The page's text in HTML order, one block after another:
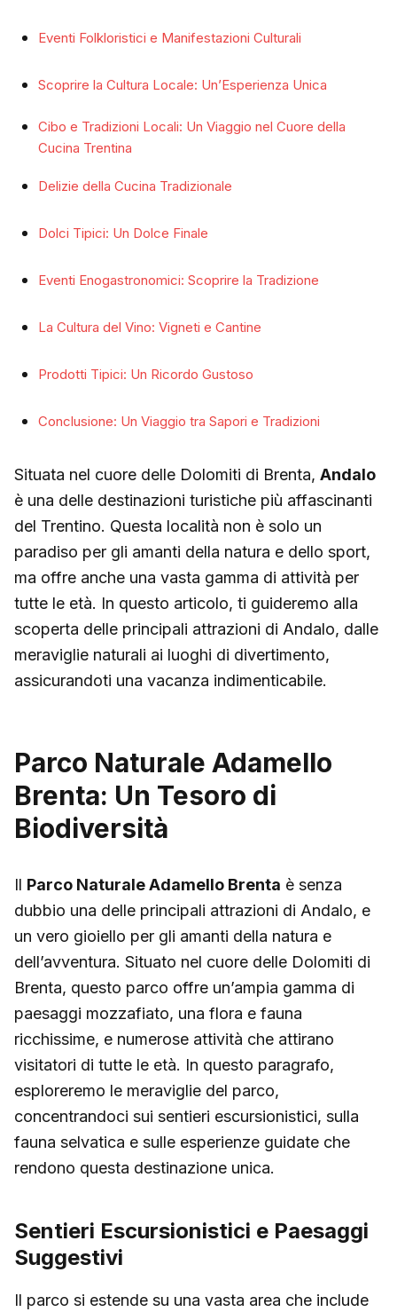
Eventi Folkloristici e Manifestazioni Culturali
Scoprire la Cultura Locale: Un’Esperienza Unica
Cibo e Tradizioni Locali: Un Viaggio nel Cuore della
Cucina Trentina
Delizie della Cucina Tradizionale
Dolci Tipici: Un Dolce Finale
Eventi Enogastronomici: Scoprire la Tradizione
La Cultura del Vino: Vigneti e Cantine
Prodotti Tipici: Un Ricordo Gustoso
Conclusione: Un Viaggio tra Sapori e Tradizioni
Situata nel cuore delle Dolomiti di Brenta, Andalo
è una delle destinazioni turistiche più affascinanti
del Trentino. Questa località non è solo un
paradiso per gli amanti della natura e dello sport,
ma offre anche una vasta gamma di attività per
tutte le età. In questo articolo, ti guideremo alla
scoperta delle principali attrazioni di Andalo, dalle
meraviglie naturali ai luoghi di divertimento,
assicurandoti una vacanza indimenticabile.
Parco Naturale Adamello
Brenta: Un Tesoro di
Biodiversità
Il Parco Naturale Adamello Brenta è senza
dubbio una delle principali attrazioni di Andalo, e
un vero gioiello per gli amanti della natura e
dell’avventura. Situato nel cuore delle Dolomiti di
Brenta, questo parco offre un’ampia gamma di
paesaggi mozzafiato, una flora e fauna
ricchissime, e numerose attività che attirano
visitatori di tutte le età. In questo paragrafo,
esploreremo le meraviglie del parco,
concentrandoci sui sentieri escursionistici, sulla
fauna selvatica e sulle esperienze guidate che
rendono questa destinazione unica.
Sentieri Escursionistici e Paesaggi
Suggestivi
Il parco si estende su una vasta area che include